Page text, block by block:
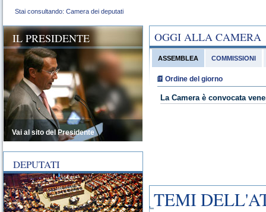
Stai consultando: Camera dei deputati
OGGI ALLA CAMERA
ASSEMBLEA
Ordine del giorno
La Camera è convocata
COMMISSIONI
TEMI
IL PRESIDENTE
Vai al sito del Presidente
DEPUTATI